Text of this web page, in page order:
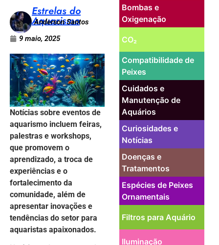
Estrelas do
Aquarismo
Anderson Santos
9 maio, 2025
Notícias sobre eventos de
aquarismo incluem feiras,
palestras e workshops,
que promovem o
aprendizado, a troca de
experiências e o
fortalecimento da
comunidade, além de
apresentar inovações e
tendências do setor para
aquaristas apaixonados.
Bombas e
Oxigenação
CO₂
Compatibilidade de
Peixes
Cuidados e
Manutenção de
Aquários
Curiosidades e
Notícias
Doenças e
Tratamentos
Espécies de Peixes
Ornamentais
Filtros para Aquário
Iluminação